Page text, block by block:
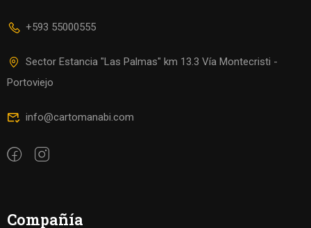
+593 55000555
Sector Estancia "Las Palmas" km 13.3 Vía Montecristi -
Portoviejo
info@cartomanabi.com
Compañía